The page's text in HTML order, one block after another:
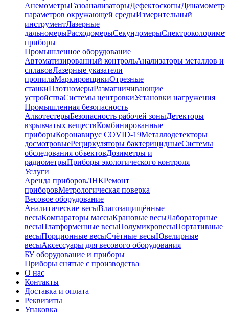
АнемометрыГазоанализаторыДефектоскопы
параметров окружающей средыИзмерительный
инструментЛазерные
дальномерыРасходомерыСекундомеры
приборы
Промышленное оборудование
Автоматизированный контрольАнализаторы металлов и
сплавовЛазерные указатели
пропилаМаркировщикиОтрезные
станкиПлотномерыРазмагничивающие
устройстваСистемы центровкиУстановки нагружения
Промышленная безопасность
АлкотестерыБезопасность рабочей зоныДетекторы
взрывчатых веществКомбинированные
приборыКоронавирус COVID-19Металлодетекторы
досмотровыеРециркуляторы бактерицидныеСистемы
обследования объектовДозиметры и
радиометрыПриборы экологического контроля
Услуги
Аренда приборовЛНКРемонт
приборовМетрологическая поверка
Весовое оборудование
Аналитические весыВлагозащищённые
весыКомпараторы массыКрановые весыЛабораторные
весыПлатформенные весыПолумикровесыПортативные
весыПорционные весыСчётные весыЮвелирные
весыАксессуары для весового оборудования
БУ оборудование и приборы
Приборы снятые с производства
О нас
Контакты
Доставка и оплата
Реквизиты
Упаковка